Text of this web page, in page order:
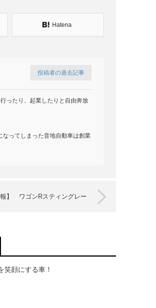
Hatena
投稿者の過去記事
ったり、起業したりと自由奔放
ってしまった音地自動車は創業
報】 ワゴンRスティングレー
笑顔にする車！